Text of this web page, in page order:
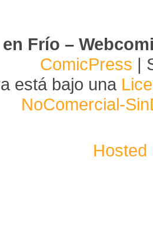
Frío –
ComicPress |
está bajo una
NoComercial-